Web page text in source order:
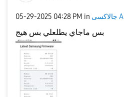
‎05-29-2025 04:28 PM in جالاكسى A
بس ماجاي يطلعلي بس هيج